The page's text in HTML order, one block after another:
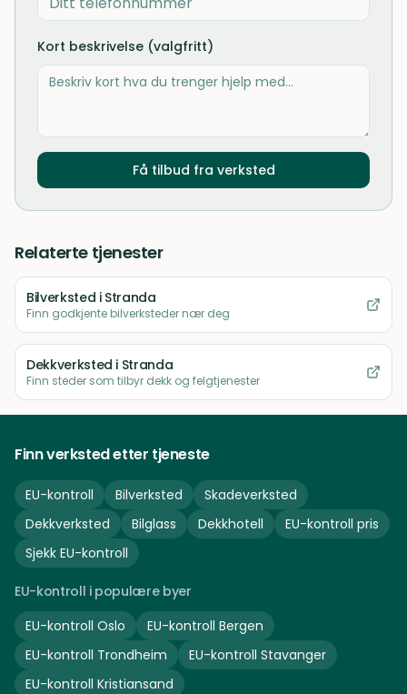
Kort beskrivelse (valgfritt)
Få tilbud fra verksted
Relaterte tjenester
Bilverksted i Stranda
Finn godkjente bilverksteder nær deg
Dekkverksted i Stranda
Finn steder som tilbyr dekk og felgtjenester
Finn verksted etter tjeneste
EU-kontroll Bilverksted
Skadeverksted
Dekkverksted
Bilglass Dekkhotell
EU-kontroll pris
Sjekk EU-kontroll
EU-kontroll i populære byer
EU-kontroll Oslo EU-kontroll Bergen
EU-kontroll Trondheim EU-kontroll Stavanger
EU-kontroll Kristiansand